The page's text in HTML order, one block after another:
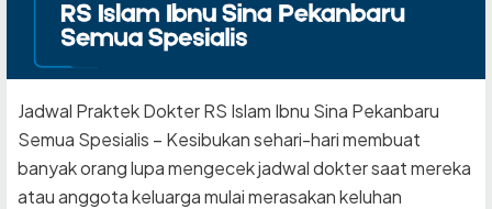
Jadwal Praktek Dokter RS Islam Ibnu Sina Pekanbaru
Semua Spesialis – Kesibukan sehari-hari membuat
banyak orang lupa mengecek jadwal dokter saat mereka
atau anggota keluarga mulai merasakan keluhan